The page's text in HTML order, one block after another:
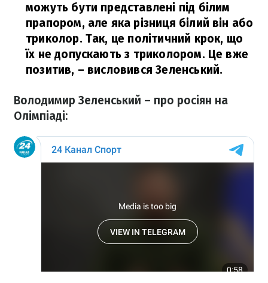
можуть бути представлені під білим
прапором, але яка різниця білий він або
триколор. Так, це політичний крок, що
їх не допускають з триколором. Це вже
позитив, – висловився Зеленський.
Володимир Зеленський – про росіян на
Олімпіаді: